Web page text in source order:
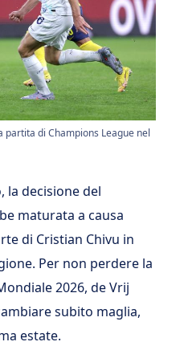
partita di Champions League nel
la decisione del
maturata a causa
di Cristian Chivu in
Per non perdere la
2026, de Vrij
subito maglia,
estate.